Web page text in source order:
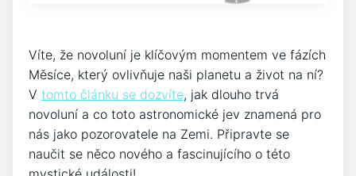
Víte, že novoluní je klíčovým momentem ve fázích
Měsíce, který ovlivňuje naši planetu a život na ní?
V tomto článku se dozvíte, jak dlouho trvá
novoluní a co toto astronomické jev znamená pro
nás jako pozorovatele na Zemi. Připravte se
naučit se něco nového a fascinujícího o této